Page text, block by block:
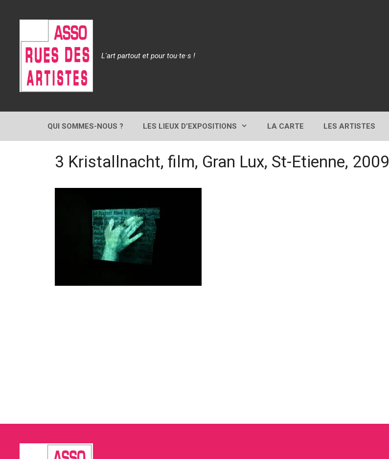
L'art partout et pour tou·te·s !
QUI SOMMES-NOUS ? LES LIEUX D’EXPOSITIONS LA CARTE LES ARTISTES
3 Kristallnacht, film, Gran Lux, St-Etienne, 2009